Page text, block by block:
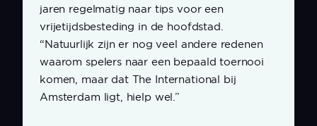
jaren regelmatig naar tips voor een
vrijetijdsbesteding in de hoofdstad.
“Natuurlijk zijn er nog veel andere redenen
waarom spelers naar een bepaald toernooi
komen, maar dat The International bij
Amsterdam ligt, hielp wel.”